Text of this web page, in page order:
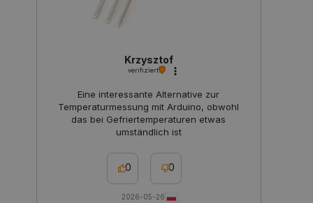
Krzysztof
verifiziert
Eine interessante Alternative zur
Temperaturmessung mit Arduino, obwohl
das bei Gefriertemperaturen etwas
umständlich ist
0 0
2026-05-26
PHPSESSID